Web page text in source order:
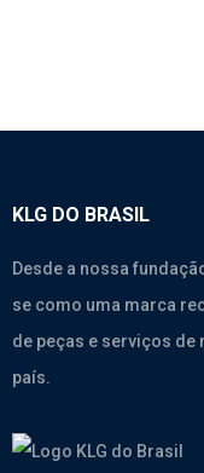
KLG DO BRASIL
Desde a nossa
se como uma marca
de peças e serviços de
país.